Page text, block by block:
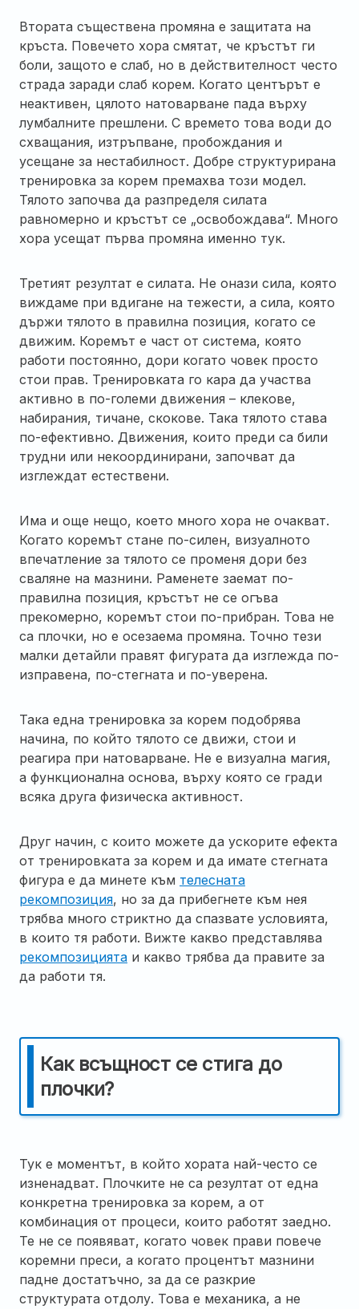
Втората съществена промяна е защитата на
кръста. Повечето хора смятат, че кръстът ги
боли, защото е слаб, но в действителност често
страда заради слаб корем. Когато центърът е
неактивен, цялото натоварване пада върху
лумбалните прешлени. С времето това води до
схващания, изтръпване, пробождания и
усещане за нестабилност. Добре структурирана
тренировка за корем премахва този модел.
Тялото започва да разпределя силата
равномерно и кръстът се „освобождава“. Много
хора усещат първа промяна именно тук.
Третият резултат е силата. Не онази сила, която
виждаме при вдигане на тежести, а сила, която
държи тялото в правилна позиция, когато се
движим. Коремът е част от система, която
работи постоянно, дори когато човек просто
стои прав. Тренировката го кара да участва
активно в по-големи движения – клекове,
набирания, тичане, скокове. Така тялото става
по-ефективно. Движения, които преди са били
трудни или некоординирани, започват да
изглеждат естествени.
Има и още нещо, което много хора не очакват.
Когато коремът стане по-силен, визуалното
впечатление за тялото се променя дори без
сваляне на мазнини. Раменете заемат по-
правилна позиция, кръстът не се огъва
прекомерно, коремът стои по-прибран. Това не
са плочки, но е осезаема промяна. Точно тези
малки детайли правят фигурата да изглежда по-
изправена, по-стегната и по-уверена.
Така една тренировка за корем подобрява
начина, по който тялото се движи, стои и
реагира при натоварване. Не е визуална магия,
а функционална основа, върху която се гради
всяка друга физическа активност.
Друг начин, с които можете да ускорите ефекта
от тренировката за корем и да имате стегната
фигура е да минете към телесната
рекомпозиция, но за да прибегнете към нея
трябва много стриктно да спазвате условията,
в които тя работи. Вижте какво представлява
рекомпозицията и какво трябва да правите за
да работи тя.
Как всъщност се стига до
плочки?
Тук е моментът, в който хората най-често се
изненадват. Плочките не са резултат от една
конкретна тренировка за корем, а от
комбинация от процеси, които работят заедно.
Те не се появяват, когато човек прави повече
коремни преси, а когато процентът мазнини
падне достатъчно, за да се разкрие
структурата отдолу. Това е механика, а не